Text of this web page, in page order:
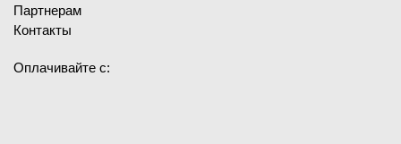
Партнерам
Контакты
Оплачивайте с: